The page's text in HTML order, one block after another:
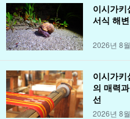
이시가키
서식 해
2026년 8
이시가
의 매력
선
2026년 8